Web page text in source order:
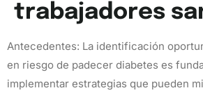
trabajadores
Antecedentes: La identificación
en riesgo de padecer diabetes es
implementar estrategias que pueden